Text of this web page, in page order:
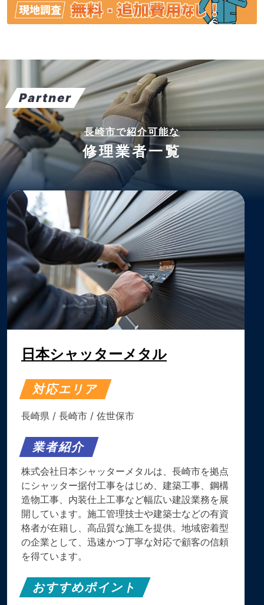
Partner
長崎市で紹介可能な
修理業者一覧
日本シャッターメタル
対応エリア
長崎県 / 長崎市 / 佐世保市
業者紹介
株式会社日本シャッターメタルは、長崎市を拠点
にシャッター据付工事をはじめ、建築工事、鋼構
造物工事、内装仕上工事など幅広い建設業務を展
開しています。施工管理技士や建築士などの有資
格者が在籍し、高品質な施工を提供。地域密着型
の企業として、迅速かつ丁寧な対応で顧客の信頼
を得ています。
おすすめポイント